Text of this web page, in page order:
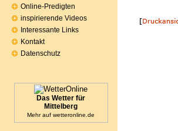
Online-Predigten
inspirierende Videos
Interessante Links
Kontakt
Datenschutz
Das Wetter für
Mittelberg
Mehr auf wetteronline.de